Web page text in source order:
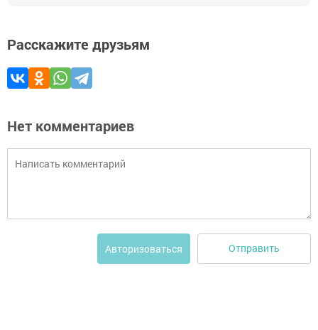
Расскажите друзьям
Нет комментариев
Авторизоваться Отправить